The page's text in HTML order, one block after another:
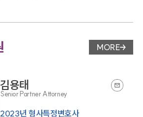
변호사 페
MORE
김용태
Senior Partner Attorney
2023년 형사특정변호사